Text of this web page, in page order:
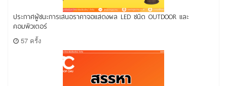
ประกาศผู้ชนะการเสนอราคาจอแสดงผล LED ชนิด OUTDOOR และ
คอมพิวเตอร์
57 ครั้ง